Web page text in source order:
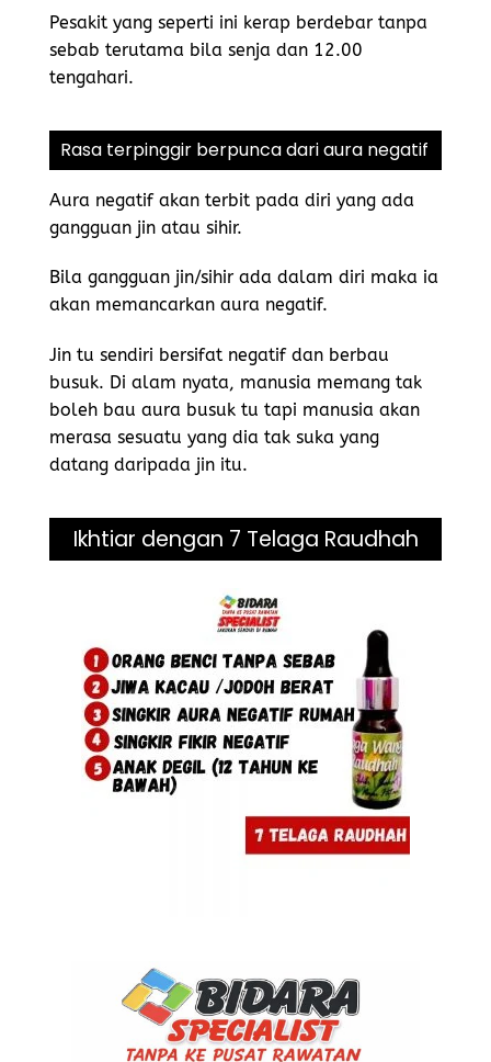
Pesakit yang seperti ini kerap berdebar tanpa
sebab terutama bila senja dan 12.00
tengahari.
Rasa terpinggir berpunca dari aura negatif
Aura negatif akan terbit pada diri yang ada
gangguan jin atau sihir.
Bila gangguan jin/sihir ada dalam diri maka ia
akan memancarkan aura negatif.
Jin tu sendiri bersifat negatif dan berbau
busuk. Di alam nyata, manusia memang tak
boleh bau aura busuk tu tapi manusia akan
merasa sesuatu yang dia tak suka yang
datang daripada jin itu.
Ikhtiar dengan 7 Telaga Raudhah